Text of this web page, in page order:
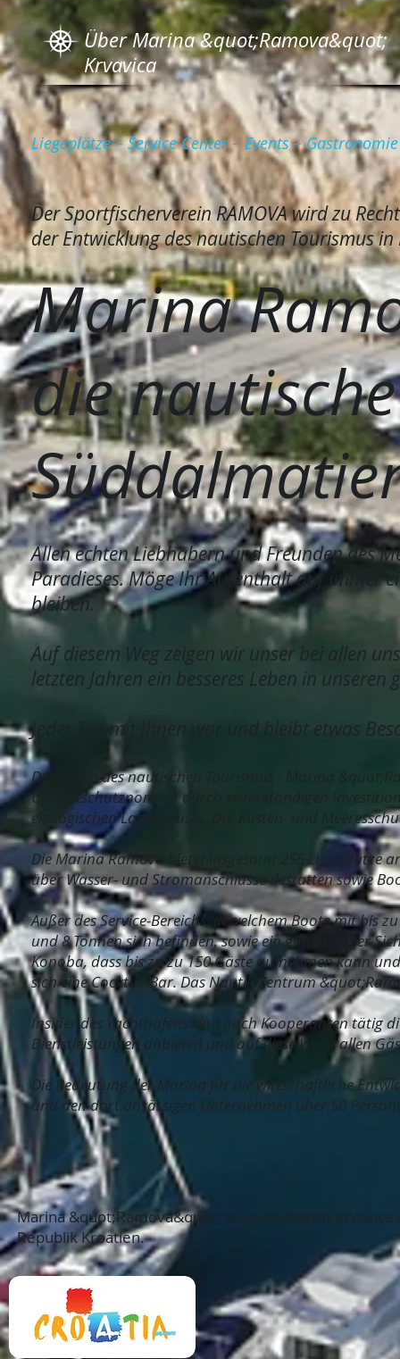
Über Marina &quot;Ramova&quot;
Krvavica
Der Sportfischerverein RAMOVA wird zu
der Entwicklung des nautischen Tourismus
Marina
die
Allen echten Liebhabern und Freunden des
Paradieses. Möge Ihr Aufenthalt auf immer
bleiben.
Auf diesem Weg zeigen wir unser bei allen
letzten Jahren ein besseres Leben in
Jeder Tag mit Ihnen war und bleibt etwas
Der Hafen des nautischen Tourismus - Marina
Umweltschutznormen durch seine ständigen
ekologischen Lagerhauses. Der Küsten- und
Die Marina Ramova bietet insgesamt 255 Liegeplätze
über Wasser- und Stromanschlüsse destatten sowie
Außer des Service-Bereichs, in welchem Boote mit bis
und 8 Tonnen sich befinden, sowie ein gantztägiger
Konoba, dass bis zu zu 150 Gäste aufnehmen kann
sich eine Cocktail-Bar. Das Nautik-Zentrum
Insider des Yachthafens sind auch Kooperanten tätig
Dienstleistungen anbieten und auf diese Weise allen
Die Bedeutung der Marina für die wirtschaftliche
und den dort ansässigen Unternehmen über 50
Liegeplätze – Service Center – Events – Gastronomie
Marina &quot;Ramova&quot; Krvavica,&nbsp;Krvavica
Republik Kroatien.